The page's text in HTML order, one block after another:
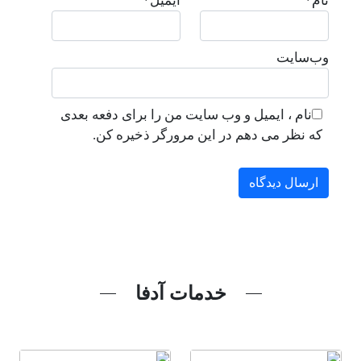
وب‌سایت
نام ، ایمیل و وب سایت من را برای دفعه بعدی
که نظر می دهم در این مرورگر ذخیره کن.
خدمات آدفا